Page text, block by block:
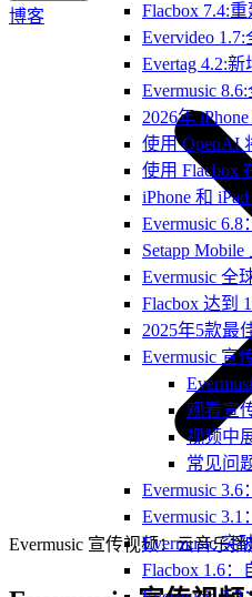
Flacbox 7.4:
Evervideo
Evertag 4.2:
Evermusic
2026年
使用 OpenAI
使用 Flacbox
iPhone 和
Evermusic
Setapp
Evermusic 全
Flacbox 达到
2025年5款最
Evermusic 宣
观看宣
视频中
常见问
Evermusic
Evermusic
Evermusic 突
Flacbox 1.6
博客
Evermusic 宣传视频：云音乐